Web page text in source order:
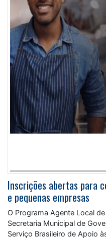
Inscrições abertas para
e pequenas empresas
O Programa Agente Local
Secretaria Municipal de
Serviço Brasileiro de Apoio